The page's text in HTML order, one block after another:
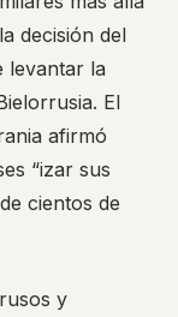
decisión del
levantar la
El
afirmó
“izar sus
cientos de
y